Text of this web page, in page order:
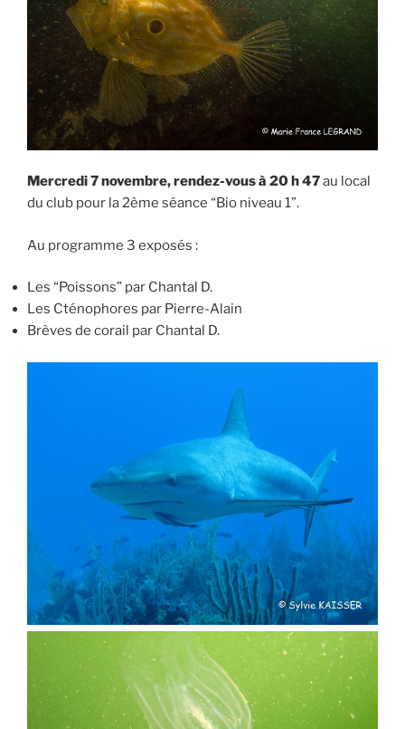
Mercredi 7 novembre, rendez-vous à 20 h 47au local
du club pour la 2ème séance “Bio niveau 1”.
Au programme 3 exposés :
Les “Poissons” par Chantal D.
Les Cténophores par Pierre-Alain
Brèves de corail par Chantal D.